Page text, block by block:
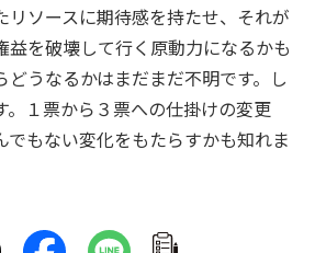
リソースに期待感を持たせ、それが
益を破壊して行く原動力になるかも
うなるかはまだまだ不明です。し
。１票から３票への仕掛けの変更
でもない変化をもたらすかも知れま